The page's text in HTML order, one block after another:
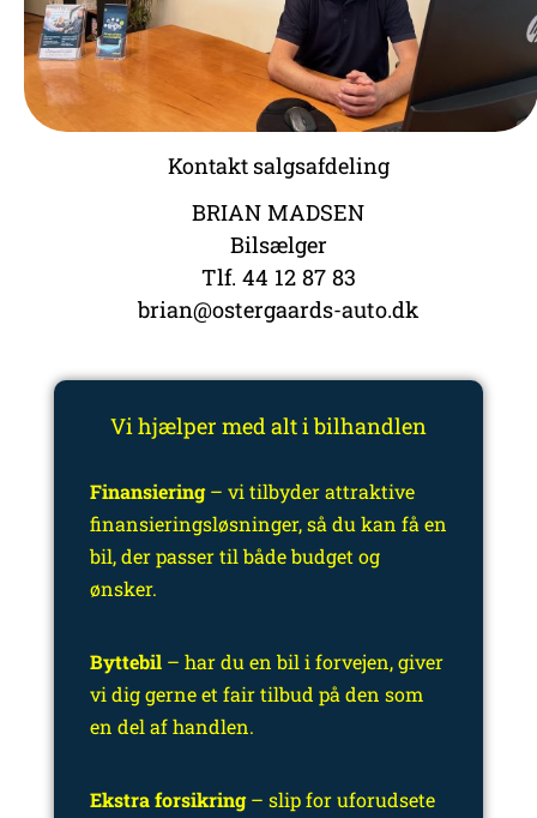
Kontakt salgsafdeling
BRIAN MADSEN
Bilsælger
Tlf. 44 12 87 83
brian@ostergaards-auto.dk
Vi hjælper med alt i bilhandlen
Finansiering– vi tilbyder attraktive
finansieringsløsninger, så du kan få en
bil, der passer til både budget og
ønsker.
Byttebil– har du en bil i forvejen, giver
vi dig gerne et fair tilbud på den som
en del af handlen.
Ekstra forsikring– slip for uforudsete